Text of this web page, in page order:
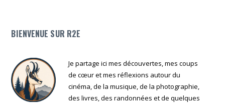
BIENVENUE SUR R2E
Je partage ici mes découvertes, mes coups
de cœur et mes réflexions autour du
cinéma, de la musique, de la photographie,
des livres, des randonnées et de quelques